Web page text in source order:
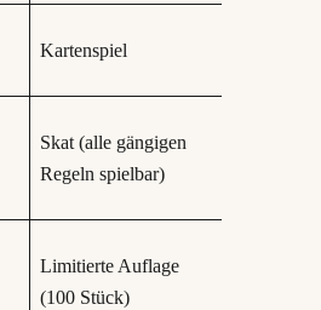
Kartenspiel
Skat (alle gängigen
Regeln spielbar)
Limitierte Auflage
(100 Stück)